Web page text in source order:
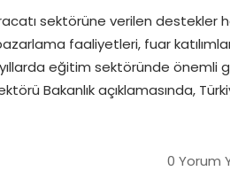
sektörüne verilen destekler
faaliyetleri, fuar
eğitim sektöründe önemli
Bakanlık açıklamasında,
0 Yorum